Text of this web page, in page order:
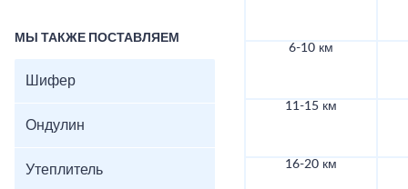
МЫ ТАКЖЕ ПОСТАВЛЯЕМ
Шифер
Ондулин
Утеплитель
6-10 км
11-15 км
16-20 км